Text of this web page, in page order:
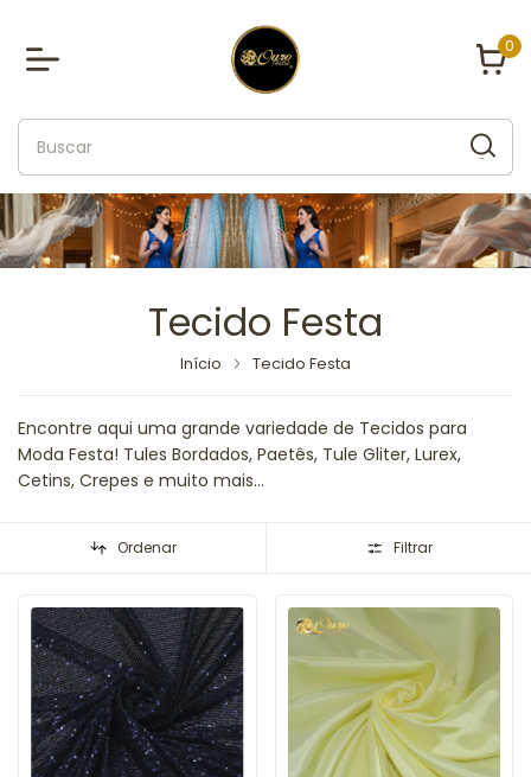
0
Tecido Festa
Início Tecido Festa
Encontre aqui uma grande variedade de Tecidos para
Moda Festa! Tules Bordados, Paetês, Tule Gliter, Lurex,
Cetins, Crepes e muito mais...
Ordenar Filtrar